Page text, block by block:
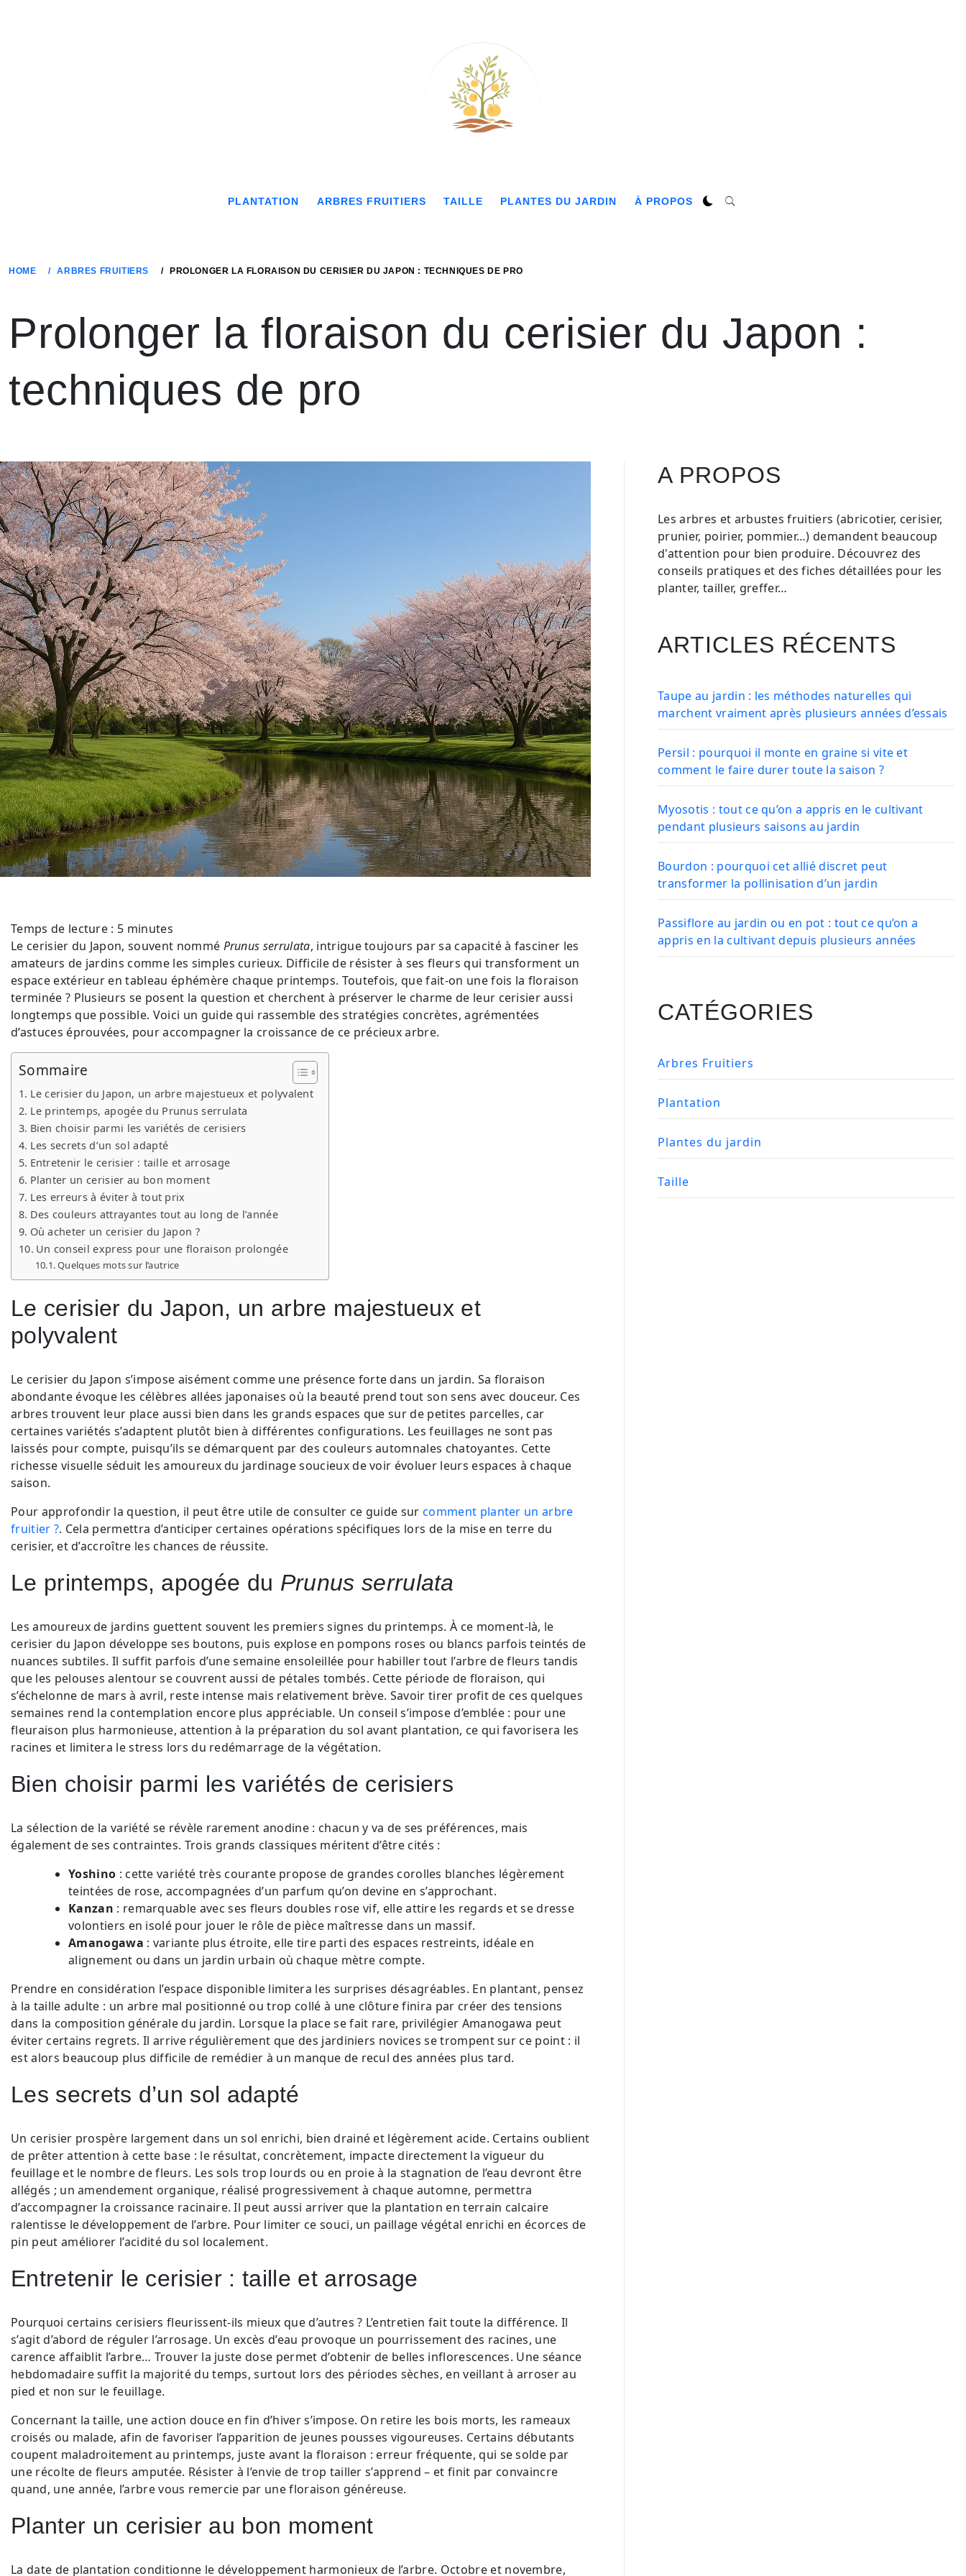
PLANTATION ARBRES FRUITIERS TAILLE PLANTES DU JARDIN À PROPOS
HOME ARBRES FRUITIERS PROLONGER LA FLORAISON DU CERISIER DU JAPON : TECHNIQUES DE PRO
Prolonger la floraison du cerisier du Japon :
techniques de pro
Temps de lecture : 5 minutes
Le cerisier du Japon, souvent nommé Prunus serrulata, intrigue toujours par sa capacité à fasciner les
amateurs de jardins comme les simples curieux. Difficile de résister à ses fleurs qui transforment un
espace extérieur en tableau éphémère chaque printemps. Toutefois, que fait-on une fois la floraison
terminée ? Plusieurs se posent la question et cherchent à préserver le charme de leur cerisier aussi
longtemps que possible. Voici un guide qui rassemble des stratégies concrètes, agrémentées
d’astuces éprouvées, pour accompagner la croissance de ce précieux arbre.
Sommaire
Le cerisier du Japon, un arbre majestueux et polyvalent
Le printemps, apogée du Prunus serrulata
Bien choisir parmi les variétés de cerisiers
Les secrets d’un sol adapté
Entretenir le cerisier : taille et arrosage
Planter un cerisier au bon moment
Les erreurs à éviter à tout prix
Des couleurs attrayantes tout au long de l’année
Où acheter un cerisier du Japon ?
Un conseil express pour une floraison prolongée
Quelques mots sur l’autrice
Le cerisier du Japon, un arbre majestueux et
polyvalent
Le cerisier du Japon s’impose aisément comme une présence forte dans un jardin. Sa floraison
abondante évoque les célèbres allées japonaises où la beauté prend tout son sens avec douceur. Ces
arbres trouvent leur place aussi bien dans les grands espaces que sur de petites parcelles, car
certaines variétés s’adaptent plutôt bien à différentes configurations. Les feuillages ne sont pas
laissés pour compte, puisqu’ils se démarquent par des couleurs automnales chatoyantes. Cette
richesse visuelle séduit les amoureux du jardinage soucieux de voir évoluer leurs espaces à chaque
saison.
Pour approfondir la question, il peut être utile de consulter ce guide surcomment planter un arbre
fruitier ?. Cela permettra d’anticiper certaines opérations spécifiques lors de la mise en terre du
cerisier, et d’accroître les chances de réussite.
Le printemps, apogée du Prunus serrulata
Les amoureux de jardins guettent souvent les premiers signes du printemps. À ce moment-là, le
cerisier du Japon développe ses boutons, puis explose en pompons roses ou blancs parfois teintés de
nuances subtiles. Il suffit parfois d’une semaine ensoleillée pour habiller tout l’arbre de fleurs tandis
que les pelouses alentour se couvrent aussi de pétales tombés. Cette période de floraison, qui
s’échelonne de mars à avril, reste intense mais relativement brève. Savoir tirer profit de ces quelques
semaines rend la contemplation encore plus appréciable. Un conseil s’impose d’emblée : pour une
fleuraison plus harmonieuse, attention à la préparation du sol avant plantation, ce qui favorisera les
racines et limitera le stress lors du redémarrage de la végétation.
Bien choisir parmi les variétés de cerisiers
La sélection de la variété se révèle rarement anodine : chacun y va de ses préférences, mais
également de ses contraintes. Trois grands classiques méritent d’être cités :
Yoshino : cette variété très courante propose de grandes corolles blanches légèrement
teintées de rose, accompagnées d’un parfum qu’on devine en s’approchant.
Kanzan : remarquable avec ses fleurs doubles rose vif, elle attire les regards et se dresse
volontiers en isolé pour jouer le rôle de pièce maîtresse dans un massif.
Amanogawa : variante plus étroite, elle tire parti des espaces restreints, idéale en
alignement ou dans un jardin urbain où chaque mètre compte.
Prendre en considération l’espace disponible limitera les surprises désagréables. En plantant, pensez
à la taille adulte : un arbre mal positionné ou trop collé à une clôture finira par créer des tensions
dans la composition générale du jardin. Lorsque la place se fait rare, privilégier Amanogawa peut
éviter certains regrets. Il arrive régulièrement que des jardiniers novices se trompent sur ce point : il
est alors beaucoup plus difficile de remédier à un manque de recul des années plus tard.
Les secrets d’un sol adapté
Un cerisier prospère largement dans un sol enrichi, bien drainé et légèrement acide. Certains oublient
de prêter attention à cette base : le résultat, concrètement, impacte directement la vigueur du
feuillage et le nombre de fleurs. Les sols trop lourds ou en proie à la stagnation de l’eau devront être
allégés ; un amendement organique, réalisé progressivement à chaque automne, permettra
d’accompagner la croissance racinaire. Il peut aussi arriver que la plantation en terrain calcaire
ralentisse le développement de l’arbre. Pour limiter ce souci, un paillage végétal enrichi en écorces de
pin peut améliorer l’acidité du sol localement.
Entretenir le cerisier : taille et arrosage
Pourquoi certains cerisiers fleurissent-ils mieux que d’autres ? L’entretien fait toute la différence. Il
s’agit d’abord de réguler l’arrosage. Un excès d’eau provoque un pourrissement des racines, une
carence affaiblit l’arbre… Trouver la juste dose permet d’obtenir de belles inflorescences. Une séance
hebdomadaire suffit la majorité du temps, surtout lors des périodes sèches, en veillant à arroser au
pied et non sur le feuillage.
Concernant la taille, une action douce en fin d’hiver s’impose. On retire les bois morts, les rameaux
croisés ou malade, afin de favoriser l’apparition de jeunes pousses vigoureuses. Certains débutants
coupent maladroitement au printemps, juste avant la floraison : erreur fréquente, qui se solde par
une récolte de fleurs amputée. Résister à l’envie de trop tailler s’apprend – et finit par convaincre
quand, une année, l’arbre vous remercie par une floraison généreuse.
Planter un cerisier au bon moment
La date de plantation conditionne le développement harmonieux de l’arbre. Octobre et novembre,
A PROPOS
Les arbres et arbustes fruitiers (abricotier, cerisier,
prunier, poirier, pommier…) demandent beaucoup
d'attention pour bien produire. Découvrez des
conseils pratiques et des fiches détaillées pour les
planter, tailler, greffer…
ARTICLES RÉCENTS
Taupe au jardin : les méthodes naturelles qui
marchent vraiment après plusieurs années d’essais
Persil : pourquoi il monte en graine si vite et
comment le faire durer toute la saison ?
Myosotis : tout ce qu’on a appris en le cultivant
pendant plusieurs saisons au jardin
Bourdon : pourquoi cet allié discret peut
transformer la pollinisation d’un jardin
Passiflore au jardin ou en pot : tout ce qu’on a
appris en la cultivant depuis plusieurs années
CATÉGORIES
Arbres Fruitiers
Plantation
Plantes du jardin
Taille